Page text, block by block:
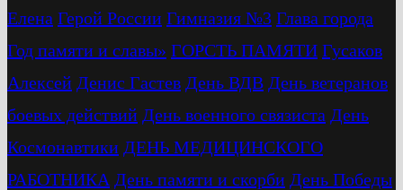
Елена Герой России Гимназия №3 Глава города
Год памяти и славы» ГОРСТЬ ПАМЯТИ Гусаков
Алексей Денис Гастев День ВДВ День ветеранов
боевых действий День военного связиста День
Космонавтики ДЕНЬ МЕДИЦИНСКОГО
РАБОТНИКА День памяти и скорби День Победы